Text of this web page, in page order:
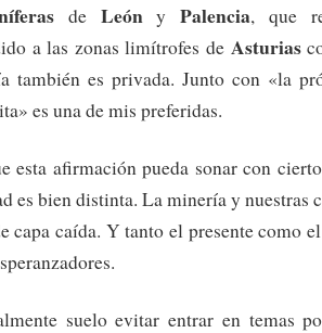
de LeónyPalencia, que
a las zonas limítrofes de Asturias
también es privada. Junto con «la
es una de mis preferidas.
esta afirmación pueda sonar con
es bien distinta. La minería y nuestras
capa caída. Y tanto el presente como
suelo evitar entrar en temas